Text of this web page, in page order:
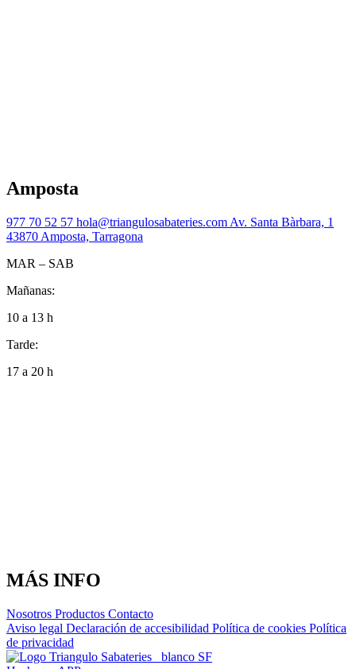
Amposta
977 70 52 57 hola@triangulosabateries.com Av. Santa Bàrbara, 1
43870 Amposta, Tarragona
MAR – SAB
Mañanas:
10 a 13 h
Tarde:
17 a 20 h
MÁS INFO
Nosotros Productos Contacto
Aviso legal Declaración de accesibilidad Política de cookies Política
de privacidad